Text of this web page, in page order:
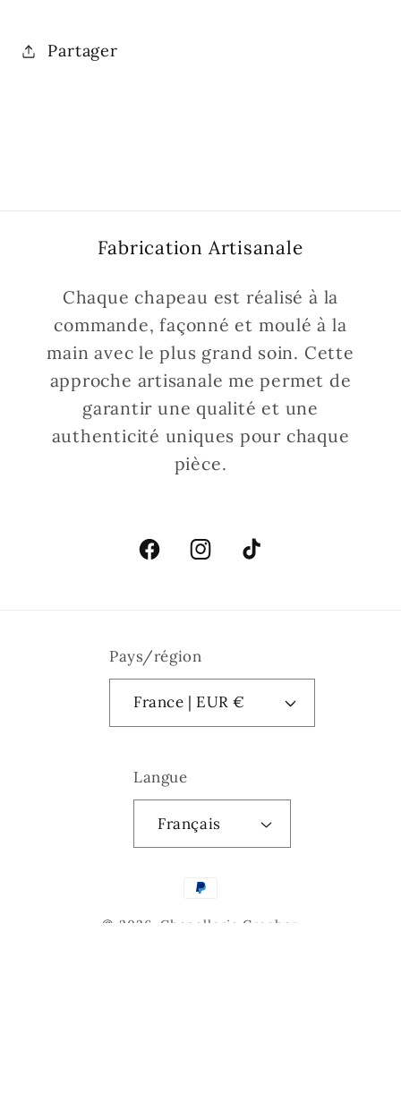
Partager
Fabrication Artisanale
Chaque chapeau est réalisé à la
commande, façonné et moulé à la
main avec le plus grand soin. Cette
approche artisanale me permet de
garantir une qualité et une
authenticité uniques pour chaque
pièce.
FacebookInstagramTikTok
Pays/région
France | EUR €
Langue
Français
Moyens
© 2026, Chapellerie Crochez